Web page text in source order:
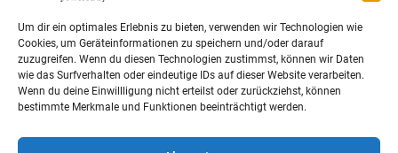
Um dir ein optimales Erlebnis zu bieten, verwenden wir Technologien wie
Cookies, um Geräteinformationen zu speichern und/oder darauf
zuzugreifen. Wenn du diesen Technologien zustimmst, können wir Daten
wie das Surfverhalten oder eindeutige IDs auf dieser Website verarbeiten.
Wenn du deine Einwillligung nicht erteilst oder zurückziehst, können
bestimmte Merkmale und Funktionen beeinträchtigt werden.
Zur Eventübersicht